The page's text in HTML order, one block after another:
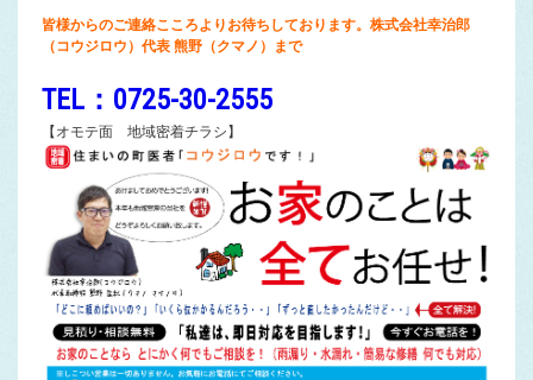
皆様からのご連絡こころよりお待ちしております。株式会社幸治郎
（コウジロウ）代表 熊野（クマノ）まで
TEL：0725-30-2555
【オモテ面 地域密着チラシ】